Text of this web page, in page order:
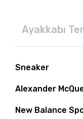
Ayakkabı
Sneaker
Alexander
New Balance